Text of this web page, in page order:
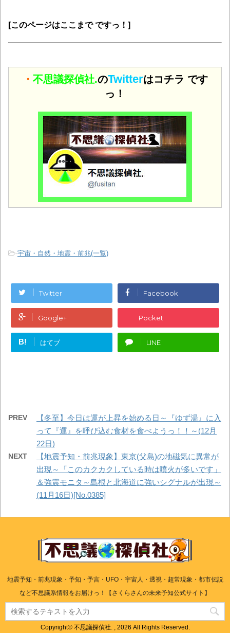
[このページはここまで ですっ！]
・ 不思議探偵社.のTwitterはコチラ です
っ！
-宇宙・自然・地震・前兆(一覧)
Twitter Facebook
Google+ Pocket
B! はてブ LINE
PREV
【冬至】今日は運が上昇を始める日～『ゆず湯』に入
って『運』を呼び込む食材を食べようっ！！～(12月
22日)
NEXT
【地震予知・前兆現象】東京(父島)の地磁気に異常が
出現～「このカクカクしている時は噴火が多いです」
＆強震モニタ～島根と北海道に強いシグナルが出現～
(11月16日)[No.0385]
地震予知・前兆現象・予知・予言・UFO・宇宙人・透視・超常現象・都市伝説
など不思議系情報をお届けっ！【さくらさんの未来予知公式サイト】
Copyright© 不思議探偵社. , 2026 All Rights Reserved.